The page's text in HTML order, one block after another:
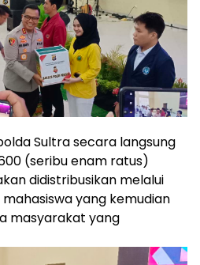
Sultra secara langsung
(seribu enam ratus)
didistribusikan melalui
yang kemudian
masyarakat yang